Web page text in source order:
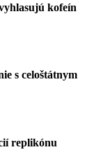
kofeín
s celoštátnym
replikónu